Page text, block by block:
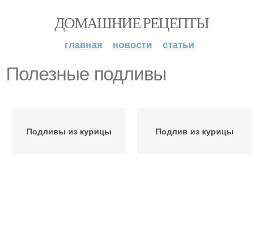
ДОМАШНИЕ РЕЦЕПТЫ
главная новости статьи
Полезные подливы
Подливы из курицы Подлив из курицы